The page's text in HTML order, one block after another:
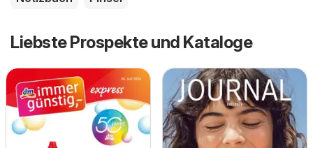
Liebste Prospekte und Kataloge